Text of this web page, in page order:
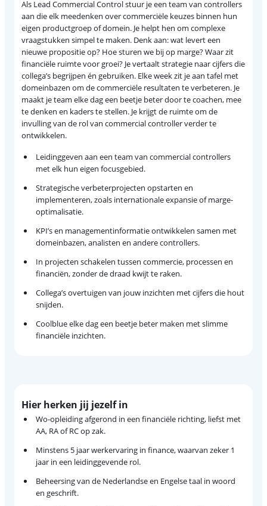
Als Lead Commercial Control stuur je een team van controllers
aan die elk meedenken over commerciële keuzes binnen hun
eigen productgroep of domein. Je helpt hen om complexe
vraagstukken simpel te maken. Denk aan: wat levert een
nieuwe propositie op? Hoe sturen we bij op marge? Waar zit
financiële ruimte voor groei? Je vertaalt strategie naar cijfers die
collega’s begrijpen én gebruiken. Elke week zit je aan tafel met
domeinbazen om de commerciële resultaten te verbeteren. Je
maakt je team elke dag een beetje beter door te coachen, mee
te denken en kaders te stellen. Je krijgt de ruimte om de
invulling van de rol van commercial controller verder te
ontwikkelen.
Leidinggeven aan een team van commercial controllers
met elk hun eigen focusgebied.
Strategische verbeterprojecten opstarten en
implementeren, zoals internationale expansie of marge-
optimalisatie.
KPI’s en managementinformatie ontwikkelen samen met
domeinbazen, analisten en andere controllers.
In projecten schakelen tussen commercie, processen en
financiën, zonder de draad kwijt te raken.
Collega’s overtuigen van jouw inzichten met cijfers die hout
snijden.
Coolblue elke dag een beetje beter maken met slimme
financiële inzichten.
Hier herken jij jezelf in
Wo-opleiding afgerond in een financiële richting, liefst met
AA, RA of RC op zak.
Minstens 5 jaar werkervaring in finance, waarvan zeker 1
jaar in een leidinggevende rol.
Beheersing van de Nederlandse en Engelse taal in woord
en geschrift.